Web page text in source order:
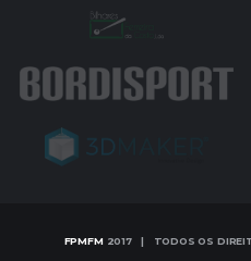
FPMFM2017 | TODOS OS